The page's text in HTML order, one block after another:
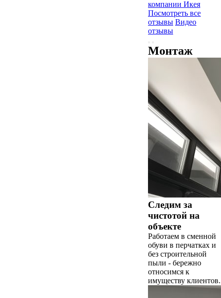
Посмотреть все
отзывы Видео
отзывы
Монтаж
Следим за
чистотой на
объекте
Работаем в сменной
обуви в перчатках и
без строительной
пыли - бережно
относимся к
имуществу клиентов.